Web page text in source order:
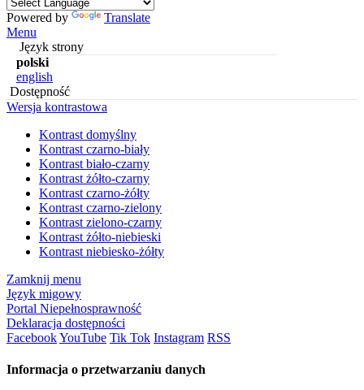
Powered by
Translate
Menu
Język strony
polski
english
Dostępność
Wersja kontrastowa
Kontrast domyślny
Kontrast czarno-biały
Kontrast biało-czarny
Kontrast żółto-czarny
Kontrast czarno-żółty
Kontrast czarno-zielony
Kontrast zielono-czarny
Kontrast żółto-niebieski
Kontrast niebiesko-żółty
Zamknij menu
Język migowy
Portal Niepełnosprawność
Deklaracja dostępności
FacebookYouTube Tik Tok Instagram RSS
Informacja o przetwarzaniu danych